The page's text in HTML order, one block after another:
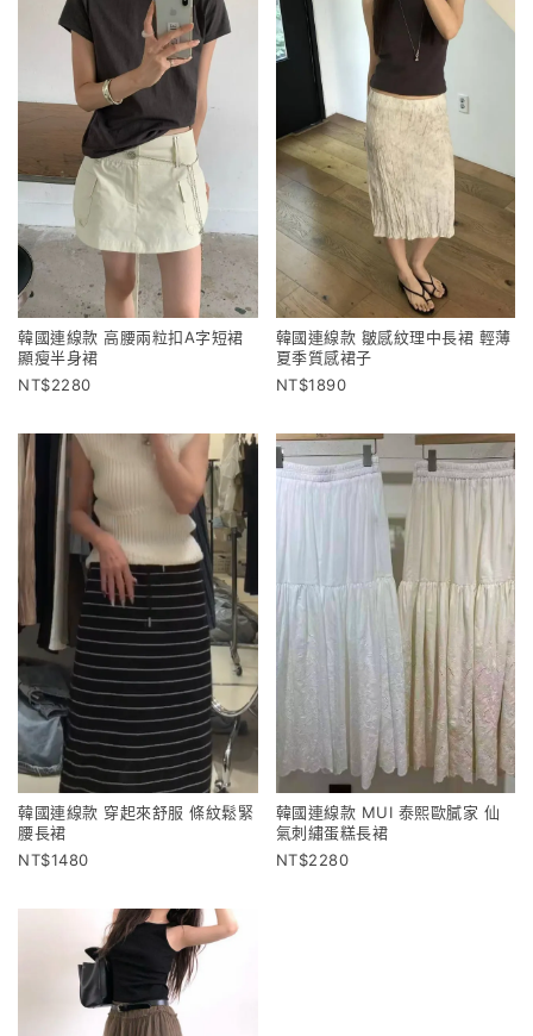
韓國連線款 高腰兩粒扣A字短裙
顯瘦半身裙
2280
韓國連線款 皺感紋理中長裙 輕薄
夏季質感裙子
1890
韓國連線款 穿起來舒服 條紋鬆緊
腰長裙
1480
韓國連線款 MUI 泰熙歐膩家 仙
氣刺繡蛋糕長裙
2280